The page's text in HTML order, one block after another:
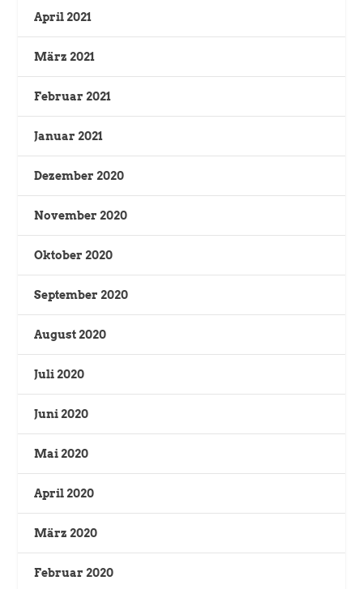
April 2021
März 2021
Februar 2021
Januar 2021
Dezember 2020
November 2020
Oktober 2020
September 2020
August 2020
Juli 2020
Juni 2020
Mai 2020
April 2020
März 2020
Februar 2020